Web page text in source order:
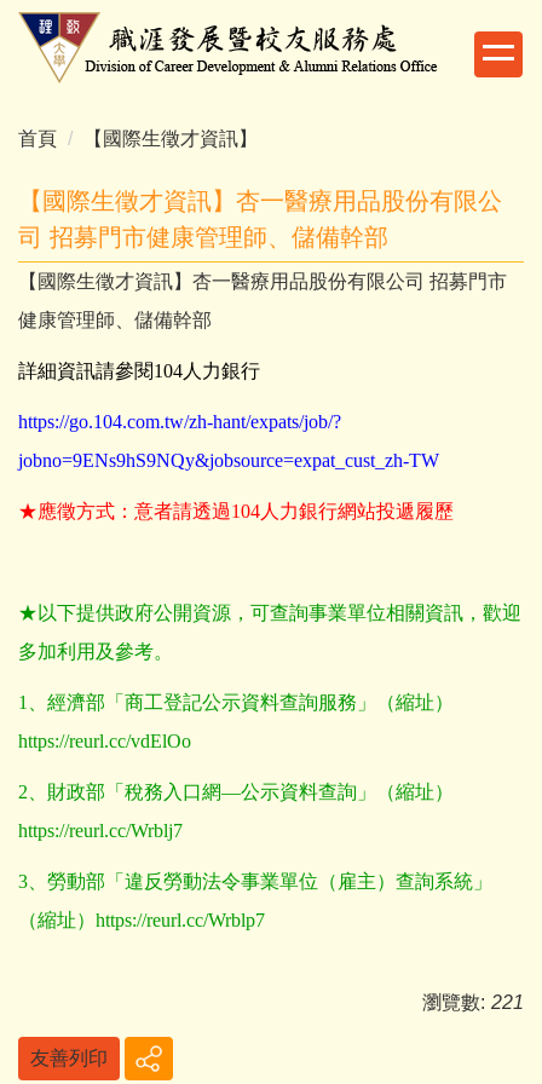
跳
內
首頁 【國際生徵才資訊】
【國際生徵才資訊】杏一醫療用品股份有限公
司 招募門市健康管理師、儲備幹部
【國際生徵才資訊】杏一醫療用品股份有限公司 招募門市
健康管理師、儲備幹部
詳細資訊請參閱104人力銀行
https://go.104.com.tw/zh-hant/expats/job/?
jobno=9ENs9hS9NQy&jobsource=expat_cust_zh-TW
★應徵方式：意者請透過104人力銀行網站投遞履歷
★以下提供政府公開資源，可查詢事業單位相關資訊，歡迎
多加利用及參考。
1
、經濟部「商工登記公示資料查詢服務」（縮址）
https://reurl.cc/vdElOo
2 、財政部「稅務入口網—公示資料查詢」（縮址）
https://reurl.cc/Wrblj7
3 、勞動部「違反勞動法令事業單位（雇主）查詢系統」
（縮址） https://reurl.cc/Wrblp7
瀏覽數: 221
友善列印